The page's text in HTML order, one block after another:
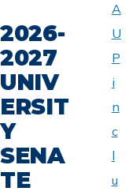
2026-
2027
UNIV
ERSIT
Y
SENA
TE
UNIVERSITY
SENATE
A
U
P
i
n
c
l
u